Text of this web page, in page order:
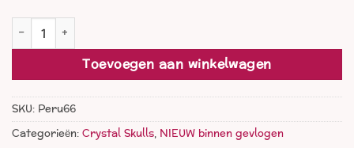
Peruaanse jaspis longhead schedel2 aantal
Toevoegen aan winkelwagen
SKU: Peru66
Categorieën:Crystal Skulls, NIEUW binnen gevlogen